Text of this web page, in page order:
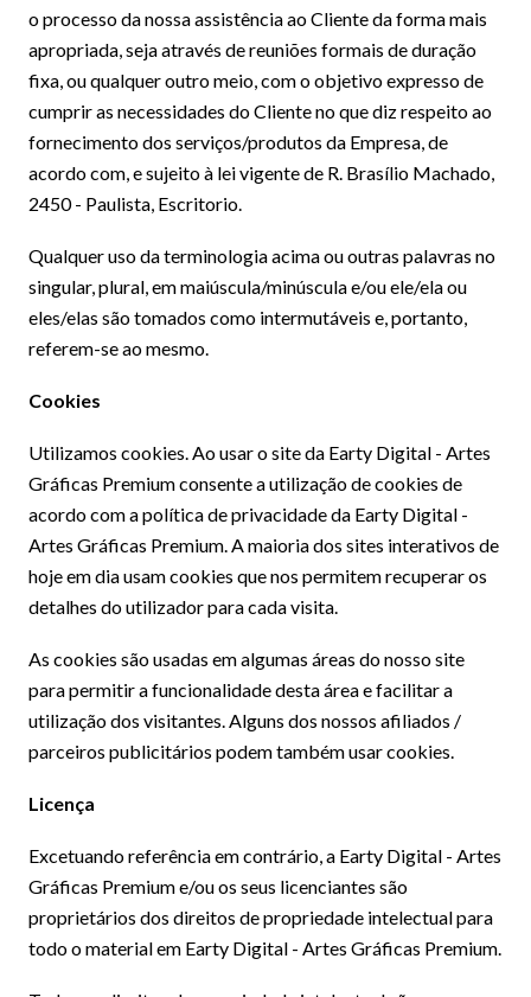
o processo da nossa assistência ao Cliente da forma mais
apropriada, seja através de reuniões formais de duração
fixa, ou qualquer outro meio, com o objetivo expresso de
cumprir as necessidades do Cliente no que diz respeito ao
fornecimento dos serviços/produtos da Empresa, de
acordo com, e sujeito à lei vigente de R. Brasílio Machado,
2450 - Paulista, Escritorio.
Qualquer uso da terminologia acima ou outras palavras no
singular, plural, em maiúscula/minúscula e/ou ele/ela ou
eles/elas são tomados como intermutáveis e, portanto,
referem-se ao mesmo.
Cookies
Utilizamos cookies. Ao usar o site da Earty Digital - Artes
Gráficas Premium consente a utilização de cookies de
acordo com a política de privacidade da Earty Digital -
Artes Gráficas Premium. A maioria dos sites interativos de
hoje em dia usam cookies que nos permitem recuperar os
detalhes do utilizador para cada visita.
As cookies são usadas em algumas áreas do nosso site
para permitir a funcionalidade desta área e facilitar a
utilização dos visitantes. Alguns dos nossos afiliados /
parceiros publicitários podem também usar cookies.
Licença
Excetuando referência em contrário, a Earty Digital - Artes
Gráficas Premium e/ou os seus licenciantes são
proprietários dos direitos de propriedade intelectual para
todo o material em Earty Digital - Artes Gráficas Premium.